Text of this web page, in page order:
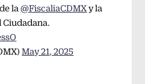
de la@FiscaliaCDMXy la
May 21, 2025